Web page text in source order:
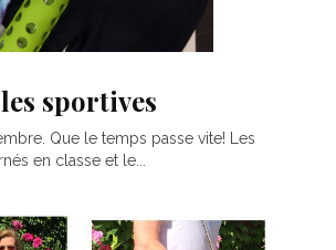
sportives
Que le temps passe vite! Les
en classe et le...